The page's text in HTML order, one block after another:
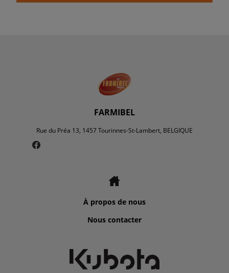
FARMIBEL
Rue du Préa 13, 1457 Tourinnes-St-Lambert, BELGIQUE
À propos de nous
Nous contacter